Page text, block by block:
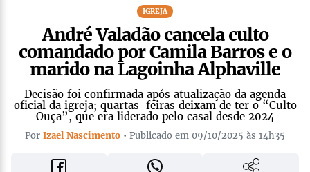
IGREJA
André Valadão cancela culto
comandado por Camila Barros e o
marido na Lagoinha Alphaville
Decisão foi confirmada após atualização da agenda
oficial da igreja; quartas-feiras deixam de ter o “Culto
Ouça”, que era liderado pelo casal desde 2024
Por Izael Nascimento • Publicado em 09/10/2025 às 14h35